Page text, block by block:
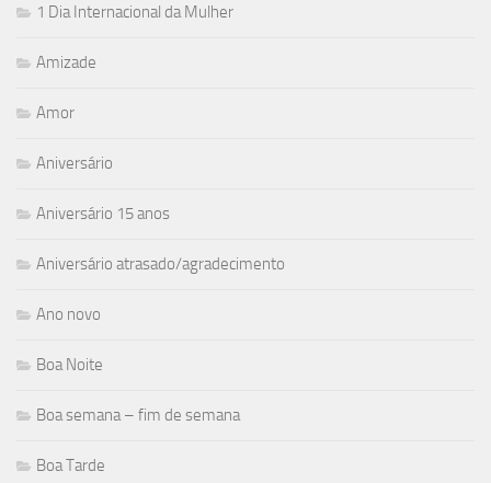
1 Dia Internacional da Mulher
Amizade
Amor
Aniversário
Aniversário 15 anos
Aniversário atrasado/agradecimento
Ano novo
Boa Noite
Boa semana – fim de semana
Boa Tarde